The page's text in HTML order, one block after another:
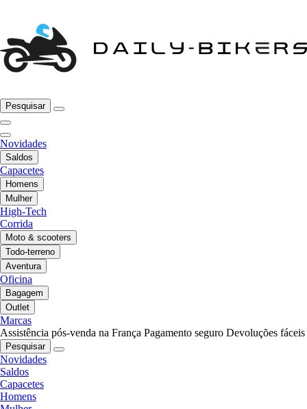
Pesquisar
Novidades
Saldos
Capacetes
Homens
Mulher
High-Tech
Corrida
Moto & scooters
Todo-terreno
Aventura
Oficina
Bagagem
Outlet
Marcas
Assistência pós-venda na França Pagamento seguro Devoluções fáceis
Pesquisar
Novidades
Saldos
Capacetes
Homens